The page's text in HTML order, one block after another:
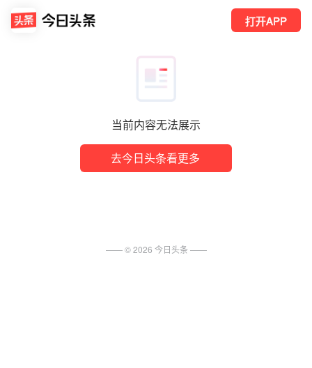
当前内容无法展示
去今日头条看更多
打开APP
—— ©2026 今日头条 ——